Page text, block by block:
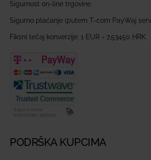
Sigurnost on-line trgovine
Sigurno plaćanje (putem T-com PayWaj
Fiksni tečaj konverzije: 1 EUR = 7,53450 HRK
PODRŠKA KUPCIMA